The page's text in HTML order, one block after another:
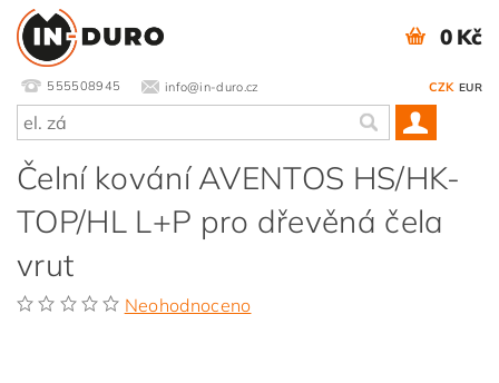
555508945 info@in-duro.cz CZK EUR
0 Kč
Čelní kování AVENTOS HS/HK-
TOP/HL L+P pro dřevěná čela
vrut
Neohodnoceno